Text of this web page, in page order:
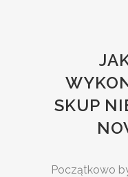
SKUP
Początkowo